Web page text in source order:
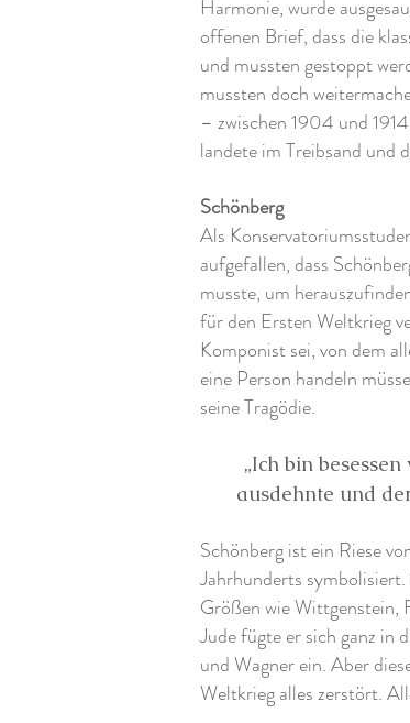
Harmonie, wurde
offenen Brief, dass die
und mussten gestoppt
mussten doch
– zwischen 1904 und
landete im Treibsand und
Schönberg
Als
aufgefallen, dass
musste, um
für den Ersten Weltkrieg
Komponist sei, von dem
eine Person handeln
seine Tragödie.
„Ich bin
ausdehnte und
Schönberg ist ein Riese
Jahrhunderts
Größen wie Wittgenstein,
Jude fügte er sich ganz in
und Wagner ein. Aber
Weltkrieg alles zerstört.